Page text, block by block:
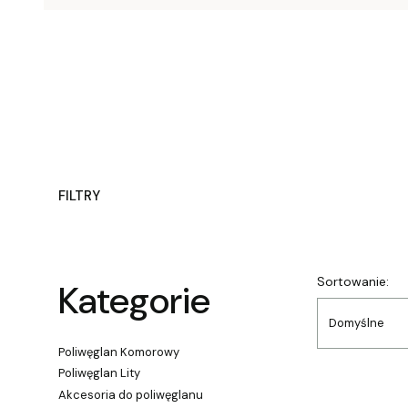
FILTRY
Kategorie
Poliwęglan Komorowy
Poliwęglan Lity
Akcesoria do poliwęglanu
Lista
Sortowanie:
Domyślne